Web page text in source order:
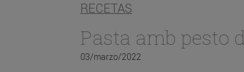
RECETAS
Pasta amb pesto
03/marzo/2022